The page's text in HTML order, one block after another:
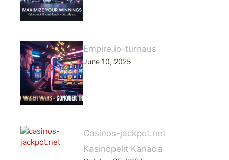
Empire.io-turnaus
June 10, 2025
Casinos-jackpot.net
Kasinopelit Kanada